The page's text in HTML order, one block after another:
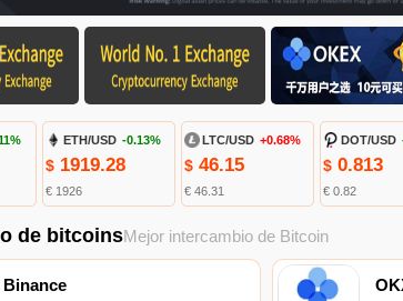
ETH/USD -0.13%
$1919.28
€ 1926
LTC/USD +0.68%
$46.15
€ 46.31
DOT/USD
$0.813
€ 0.82
de bitcoinsMejor intercambio de Bitcoin
Binance